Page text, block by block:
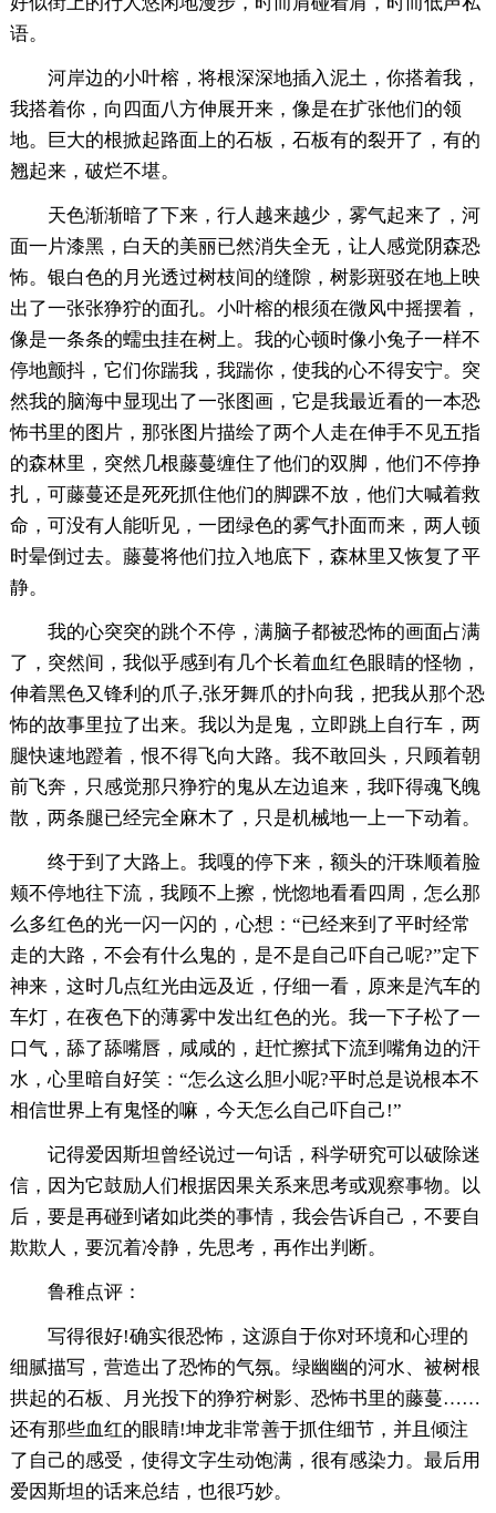
语。
河岸边的小叶榕，将根深深地插入泥土，你搭着我，
我搭着你，向四面八方伸展开来，像是在扩张他们的领
地。巨大的根掀起路面上的石板，石板有的裂开了，有的
翘起来，破烂不堪。
天色渐渐暗了下来，行人越来越少，雾气起来了，河
面一片漆黑，白天的美丽已然消失全无，让人感觉阴森恐
怖。银白色的月光透过树枝间的缝隙，树影斑驳在地上映
出了一张张狰狞的面孔。小叶榕的根须在微风中摇摆着，
像是一条条的蠕虫挂在树上。我的心顿时像小兔子一样不
停地颤抖，它们你踹我，我踹你，使我的心不得安宁。突
然我的脑海中显现出了一张图画，它是我最近看的一本恐
怖书里的图片，那张图片描绘了两个人走在伸手不见五指
的森林里，突然几根藤蔓缠住了他们的双脚，他们不停挣
扎，可藤蔓还是死死抓住他们的脚踝不放，他们大喊着救
命，可没有人能听见，一团绿色的雾气扑面而来，两人顿
时晕倒过去。藤蔓将他们拉入地底下，森林里又恢复了平
静。
我的心突突的跳个不停，满脑子都被恐怖的画面占满
了，突然间，我似乎感到有几个长着血红色眼睛的怪物，
伸着黑色又锋利的爪子,张牙舞爪的扑向我，把我从那个恐
怖的故事里拉了出来。我以为是鬼，立即跳上自行车，两
腿快速地蹬着，恨不得飞向大路。我不敢回头，只顾着朝
前飞奔，只感觉那只狰狞的鬼从左边追来，我吓得魂飞魄
散，两条腿已经完全麻木了，只是机械地一上一下动着。
终于到了大路上。我嘎的停下来，额头的汗珠顺着脸
颊不停地往下流，我顾不上擦，恍惚地看看四周，怎么那
么多红色的光一闪一闪的，心想：“已经来到了平时经常
走的大路，不会有什么鬼的，是不是自己吓自己呢?”定下
神来，这时几点红光由远及近，仔细一看，原来是汽车的
车灯，在夜色下的薄雾中发出红色的光。我一下子松了一
口气，舔了舔嘴唇，咸咸的，赶忙擦拭下流到嘴角边的汗
水，心里暗自好笑：“怎么这么胆小呢?平时总是说根本不
相信世界上有鬼怪的嘛，今天怎么自己吓自己!”
记得爱因斯坦曾经说过一句话，科学研究可以破除迷
信，因为它鼓励人们根据因果关系来思考或观察事物。以
后，要是再碰到诸如此类的事情，我会告诉自己，不要自
欺欺人，要沉着冷静，先思考，再作出判断。
鲁稚点评：
写得很好!确实很恐怖，这源自于你对环境和心理的
细腻描写，营造出了恐怖的气氛。绿幽幽的河水、被树根
拱起的石板、月光投下的狰狞树影、恐怖书里的藤蔓……
还有那些血红的眼睛!坤龙非常善于抓住细节，并且倾注
了自己的感受，使得文字生动饱满，很有感染力。最后用
爱因斯坦的话来总结，也很巧妙。